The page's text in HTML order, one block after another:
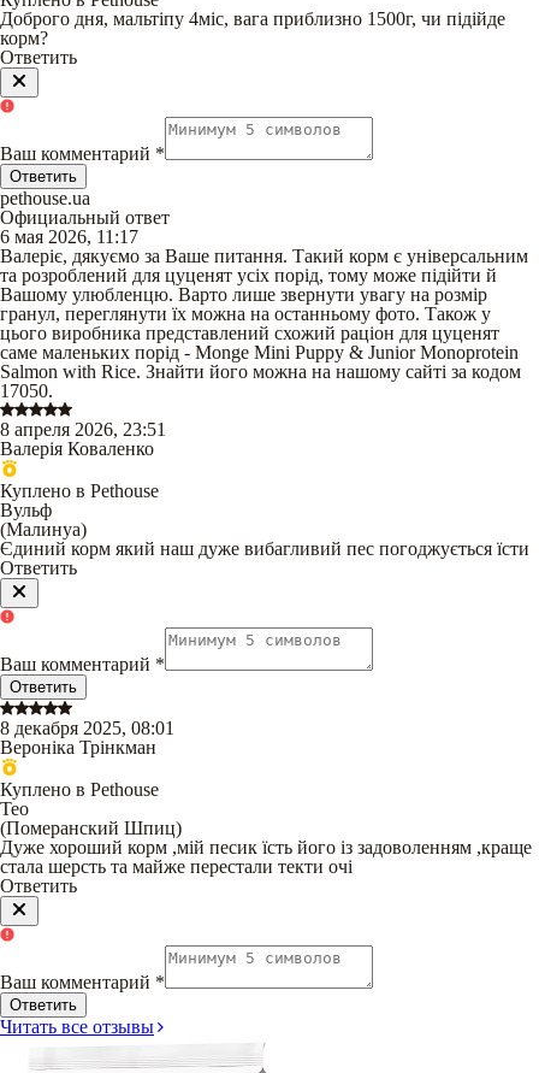
Доброго дня, мальтіпу 4міс, вага приблизно 1500г, чи підійде
корм?
Ответить
Ваш комментарий *
Ответить
pethouse.ua
Официальный ответ
6 мая 2026, 11:17
Валеріє, дякуємо за Ваше питання. Такий корм є універсальним
та розроблений для цуценят усіх порід, тому може підійти й
Вашому улюбленцю. Варто лише звернути увагу на розмір
гранул, переглянути їх можна на останньому фото. Також у
цього виробника представлений схожий раціон для цуценят
саме маленьких порід - Monge Mini Puppy & Junior Monoprotein
Salmon with Rice. Знайти його можна на нашому сайті за кодом
17050.
8 апреля 2026, 23:51
Валерія Коваленко
Куплено в Pethouse
Вульф
(Малинуа)
Єдиний корм який наш дуже вибагливий пес погоджується їсти
Ответить
Ваш комментарий *
Ответить
8 декабря 2025, 08:01
Вероніка Трінкман
Куплено в Pethouse
Тео
(Померанский Шпиц)
Дуже хороший корм ,мій песик їсть його із задоволенням ,краще
стала шерсть та майже перестали текти очі
Ответить
Ваш комментарий *
Ответить
Читать все отзывы